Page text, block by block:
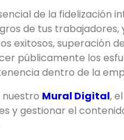
de la fidelización
de tus trabajadores,
exitosos, superación
públicamente los
dentro de la
nuestro Mural Digital,
y gestionar el